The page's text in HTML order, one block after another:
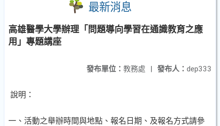
最新消息
高雄醫學大學辦理「問題導向學習在通識教育之應
用」專題講座
發布人： dep333
發布單位： 教務處 |
說明：
一、活動之舉辦時間與地點、報名日期、及報名方式請參